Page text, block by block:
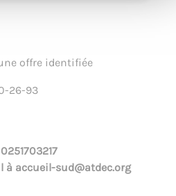
offre identifiée
26-93
0251703217
à accueil-sud@atdec.org